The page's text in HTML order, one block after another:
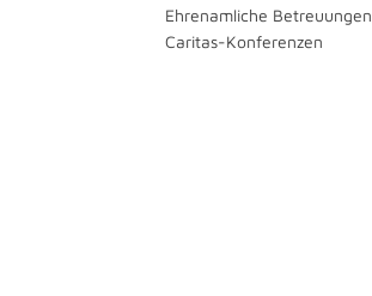
Ehrenamliche Betreuungen
Caritas-Konferenzen